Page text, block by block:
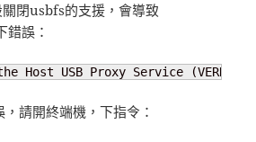
閉usbfs的支援，會導致
誤：
Host USB Proxy Service
請開終端機，下指令：